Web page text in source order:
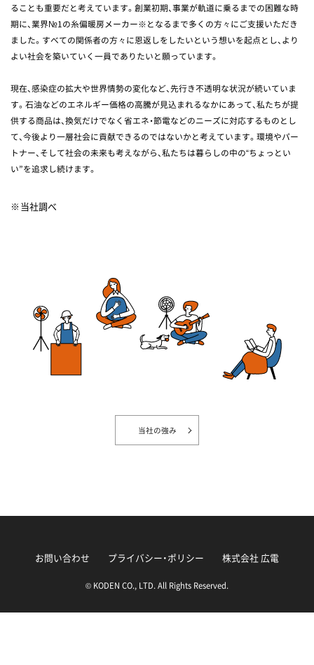
ることも重要だと考えています。創業初期、事業が軌道に乗るまでの困難な時
期に、業界№1の糸偏暖房メーカー※となるまで多くの方々にご支援いただき
ました。すべての関係者の方々に恩返しをしたいという想いを起点とし、より
よい社会を築いていく一員でありたいと願っています。
現在、感染症の拡大や世界情勢の変化など、先行き不透明な状況が続いていま
す。石油などのエネルギー価格の高騰が見込まれるなかにあって、私たちが提
供する商品は、換気だけでなく省エネ・節電などのニーズに対応するものとし
て、今後より一層社会に貢献できるのではないかと考えています。環境やパー
トナー、そして社会の未来も考えながら、私たちは暮らしの中の“ちょっとい
い”を追求し続けます。
当社調べ
当社の強み
お問い合わせ プライバシー・ポリシー 株式会社 広電
© KODEN CO., LTD. All Rights Reserved.